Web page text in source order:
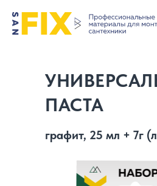
ПАСТА
графит, 25 мл + 7г